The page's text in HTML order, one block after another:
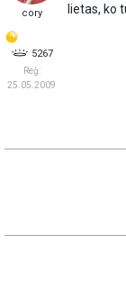
cory
5267
Reģ:
25.05.2009
lietas, ko